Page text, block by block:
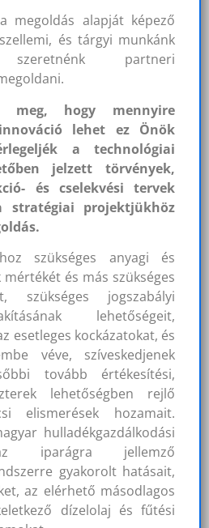
megoldás alapját képező
és tárgyi munkánk
szeretnénk partneri
meg, hogy mennyire
lehet ez Önök
a technológiai
jelzett törvények,
és cselekvési tervek
stratégiai projektjükhöz
szükséges anyagi és
és más szükséges
szükséges jogszabályi
lehetőségeit,
esetleges kockázatokat, és
véve, szíveskedjenek
tovább értékesítési,
lehetőségben rejlő
elismerések hozamait.
hulladékgazdálkodási
iparágra jellemző
gyakorolt hatásait,
az elérhető másodlagos
dízelolaj és fűtési